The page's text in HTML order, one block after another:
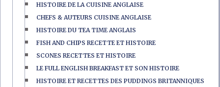
HISTOIRE DE LA CUISINE ANGLAISE
CHEFS & AUTEURS CUISINE ANGLAISE
HISTOIRE DU TEA TIME ANGLAIS
FISH AND CHIPS RECETTE ET HISTOIRE
SCONES RECETTES ET HISTOIRE
LE FULL ENGLISH BREAKFAST ET SON HISTOIRE
HISTOIRE ET RECETTES DES PUDDINGS BRITANNIQUES